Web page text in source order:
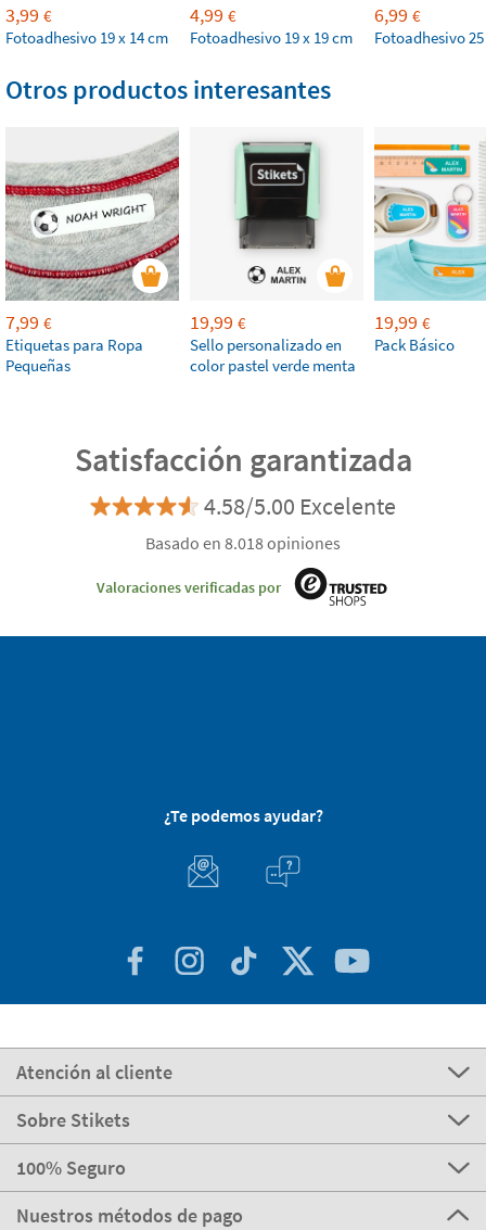
3,99 €
Fotoadhesivo 19 x 14 cm
4,99 €
Fotoadhesivo 19 x 19 cm
6,99 €
Fotoadhesivo
Otros productos interesantes
7,99 €
Etiquetas para Ropa
Pequeñas
19,99 €
Sello personalizado en
color pastel verde menta
19,99 €
Pack Básico
Satisfacción garantizada
4.58/5.00 Excelente
Basado en 8.018 opiniones
Valoraciones verificadas por
¿Te podemos ayudar?
Atención al cliente
Sobre Stikets
100% Seguro
Nuestros métodos de pago